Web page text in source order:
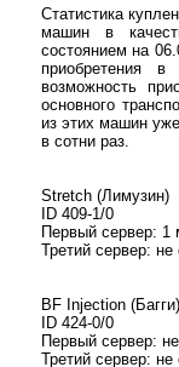
Статистика
машин в
состоянием на
приобретения
возможность
основного
из этих машин
в сотни раз.
Stretch (Лимузин)
ID 409-1/0
Первый сервер: 1
Третий сервер: не
BF Injection (Багги)
ID 424-0/0
Первый сервер:
Третий сервер: не